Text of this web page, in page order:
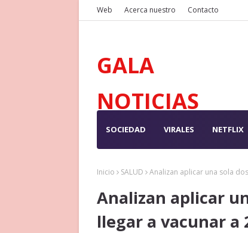
Web Acerca nuestro Contacto
GALA
NOTICIAS
SOCIEDAD VIRALES NETFLIX
Inicio SALUD Analizan aplicar una sola
Analizan aplicar
llegar a vacunar a